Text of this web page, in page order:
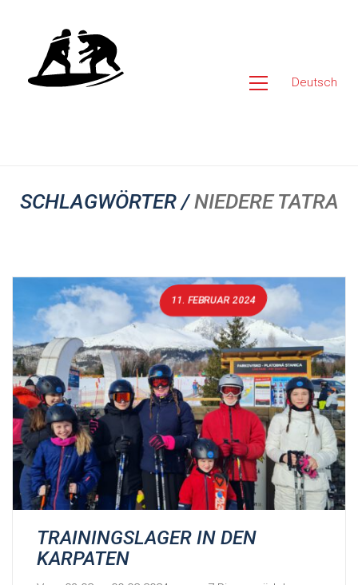
Deutsch
SCHLAGWÖRTER /NIEDERE TATRA
TRAININGSLAGER IN DEN
KARPATEN
11. FEBRUAR 2024